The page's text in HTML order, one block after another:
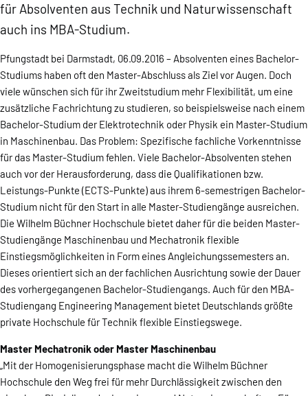
für Absolventen aus Technik und Naturwissenschaft
auch ins MBA-Studium.
Pfungstadt bei Darmstadt, 06.09.2016 – Absolventen eines Bachelor-
Studiums haben oft den Master-Abschluss als Ziel vor Augen. Doch
viele wünschen sich für ihr Zweitstudium mehr Flexibilität, um eine
zusätzliche Fachrichtung zu studieren, so beispielsweise nach einem
Bachelor-Studium der Elektrotechnik oder Physik ein Master-Studium
in Maschinenbau. Das Problem: Spezifische fachliche Vorkenntnisse
für das Master-Studium fehlen. Viele Bachelor-Absolventen stehen
auch vor der Herausforderung, dass die Qualifikationen bzw.
Leistungs-Punkte (ECTS-Punkte) aus ihrem 6-semestrigen Bachelor-
Studium nicht für den Start in alle Master-Studiengänge ausreichen.
Die Wilhelm Büchner Hochschule bietet daher für die beiden Master-
Studiengänge Maschinenbau und Mechatronik flexible
Einstiegsmöglichkeiten in Form eines Angleichungssemesters an.
Dieses orientiert sich an der fachlichen Ausrichtung sowie der Dauer
des vorhergegangenen Bachelor-Studiengangs. Auch für den MBA-
Studiengang Engineering Management bietet Deutschlands größte
private Hochschule für Technik flexible Einstiegswege.
Master Mechatronik oder Master Maschinenbau
„Mit der Homogenisierungsphase macht die Wilhelm Büchner
Hochschule den Weg frei für mehr Durchlässigkeit zwischen den